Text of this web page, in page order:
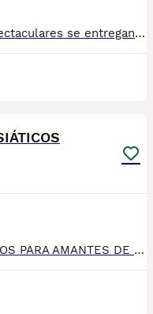
‼️‼️CANICHES 50% ASIÁTICOS espectaculares se entregan vacunados desparasitados cria familiar solo gente amantes de la raza
‼️‼️CANICHES ROJOS 50% ASIÁTICOS PARA AMANTES DE LA RAZA MUY BUENA CALIDAD,LISTOS PARA ENTREGAR CRIADOS EN AMBIENTE FAMILIAR SE ENTREGAN CON SUS VACUNAS CORRESPONDIENTES ASU EDAD DESPARACITADOS Y REVISADOS POR EL VETERINARIO PREGUNTEN SIN COMPROMISO TODAS SUS DUDAS.